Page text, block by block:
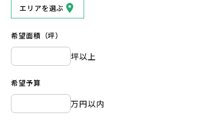
エリアを選ぶ
希望面積（坪）
坪以上
希望予算
万円以内